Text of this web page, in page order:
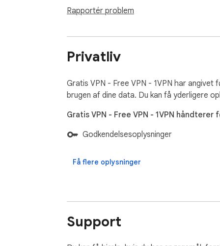
🛡️ Beskyt din IP-adresse - Forhindrer
🔑 Omgå internetcensur - Få adgang til
🌍 Lås regionslåst indhold op - Få adgang
Reddit - https://www.reddit.com/r/1VPN
Rapportér problem
Privatliv
Gratis VPN - Free VPN - 1VPN har angivet
brugen af dine data. Du kan få yderligere
Gratis VPN - Free VPN - 1VPN håndterer
Godkendelsesoplysninger
Få flere oplysninger
Support